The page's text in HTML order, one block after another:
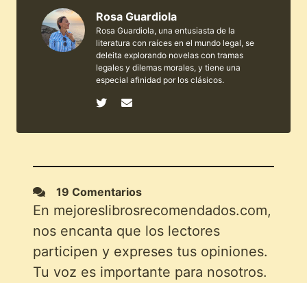
Rosa Guardiola
Rosa Guardiola, una entusiasta de la
literatura con raíces en el mundo legal, se
deleita explorando novelas con tramas
legales y dilemas morales, y tiene una
especial afinidad por los clásicos.
19 Comentarios
En mejoreslibrosrecomendados.com,
nos encanta que los lectores
participen y expreses tus opiniones.
Tu voz es importante para nosotros.